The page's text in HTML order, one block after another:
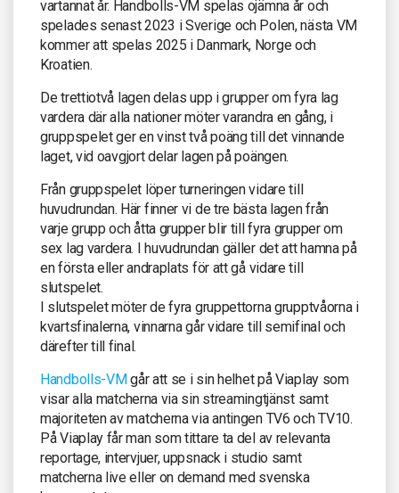
vartannat år. Handbolls-VM spelas ojämna år och
spelades senast 2023 i Sverige och Polen, nästa VM
kommer att spelas 2025 i Danmark, Norge och
Kroatien.
De trettiotvå lagen delas upp i grupper om fyra lag
vardera där alla nationer möter varandra en gång, i
gruppspelet ger en vinst två poäng till det vinnande
laget, vid oavgjort delar lagen på poängen.
Från gruppspelet löper turneringen vidare till
huvudrundan. Här finner vi de tre bästa lagen från
varje grupp och åtta grupper blir till fyra grupper om
sex lag vardera. I huvudrundan gäller det att hamna på
en första eller andraplats för att gå vidare till
slutspelet.
I slutspelet möter de fyra gruppettorna grupptvåorna i
kvartsfinalerna, vinnarna går vidare till semifinal och
därefter till final.
Handbolls-VMgår att se i sin helhet på Viaplay som
visar alla matcherna via sin streamingtjänst samt
majoriteten av matcherna via antingen TV6 och TV10.
På Viaplay får man som tittare ta del av relevanta
reportage, intervjuer, uppsnack i studio samt
matcherna live eller on demand med svenska